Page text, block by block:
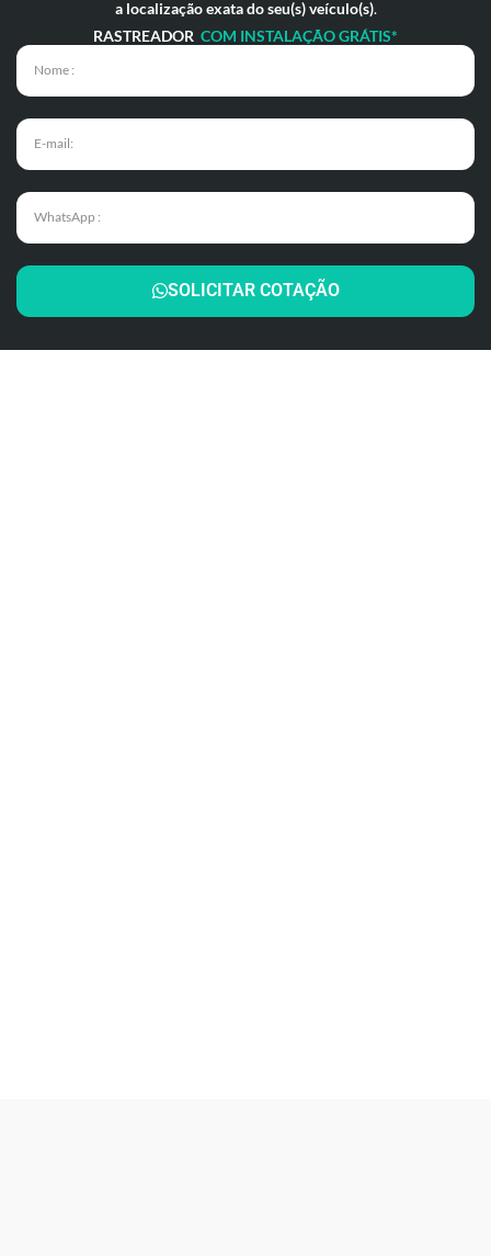
a localização exata do seu(s) veículo(s).
RASTREADOR COM INSTALAÇÃO GRÁTIS*
SOLICITAR COTAÇÃO